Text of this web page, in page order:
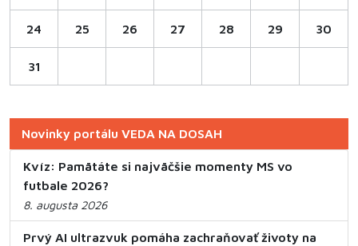
24 25 26 27 28 29 30
31
Novinky portálu VEDA NA DOSAH
Kvíz: Pamätáte si najväčšie momenty MS vo
futbale 2026?
8. augusta 2026
Prvý AI ultrazvuk pomáha zachraňovať životy na